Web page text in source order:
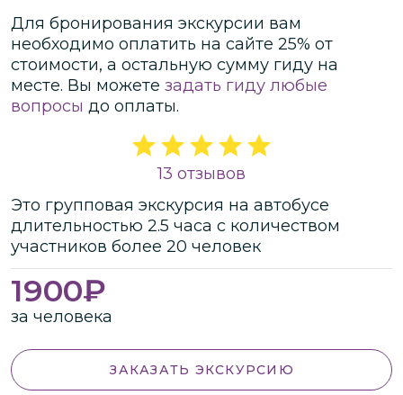
Для бронирования экскурсии вам
необходимо оплатить на сайте 25% от
стоимости, а остальную сумму гиду на
месте. Вы можете задать гиду любые
вопросы до оплаты.
13 отзывов
Это групповая экскурсия на автобусе
длительностью 2.5 часа с количеством
участников более 20 человек
1900₽
за человека
ЗАКАЗАТЬ ЭКСКУРСИЮ